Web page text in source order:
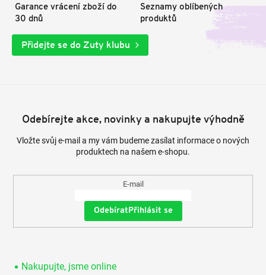
Garance vrácení zboží do
30 dnů
Seznamy oblíbených
produktů
Přidejte se do Zuty klubu
Odebírejte akce, novinky a nakupujte výhodně
Vložte svůj e-mail a my vám budeme zasílat informace o nových
produktech na našem e-shopu.
E-mail
Přihlásit se
Nakupujte, jsme online